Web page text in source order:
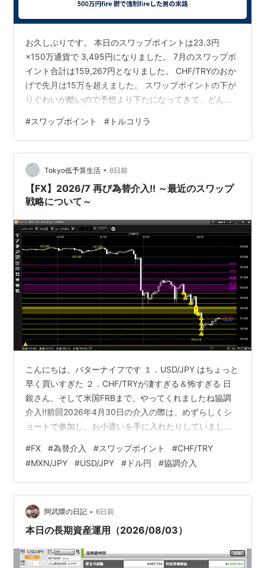
お久しぶりです。 本日のスワップポイントは23.3円
×150万通貨で 3,495円になりました。 7月のスワップポ
イント合計は159,267円となりました。 CHF/TRYのおか
げで先月は15万を超えました。 スワップポイントの下が
りぐわいが酷いので予想より下たになってきて、どんど
20万円求めるなら、後10万円分のスワップポイントを積
み立てていかないといけなくなります。単純計算で142ロ
ット必要になります。 スワップポイントが現状維持で一
ヶ月に10万通貨積み立てるとしても14ヶ月……。 中々厳
しい状況が続きそうです。
#スワップポイント # トルコリラ
Tokyo低予算生活 • 6日前
【FX】2026/7 再び為替介入!! ～最近のスワップ
戦略について～
こんにちは、バターナイフです １．USD/JPY はちょっと
早く買いすぎた ２．CHF/TRYが凄すぎる＆怖すぎる 日
銀さん、そして米国FRBまで、やってくれましたね協調
介入!!前回2026年4月30日の介入の際は、めずらしくシ
ョートで参加し、お小遣いを手に入れたりしていまし
整理のためにブログを書きながら過去の介入を振り返っ
ていたら、始まったんですよね。 【FX】USD/JPYが楽し
い局面・・・！ 過去の日銀介入の振り返り - Tokyo低予
算生活 現在8/3(月)19時20分ですが、今回の介入は終わ
ったのかどうかも不明な状況ですが、今回もボチ…
#FX #為替介入 #スワップポイント #CHF/TRY
#MXN/JPY #USD/JPY # ドル円 #協調介入
阿武隈の日記 • 6日前
本日の長期資産運用（2026/08/03）